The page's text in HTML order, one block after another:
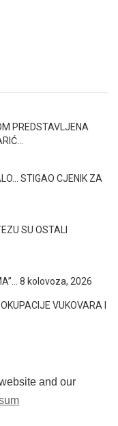
and our
PREDSTAVLJENA
STIGAO CJENIK ZA
SU OSTALI
8 kolovoza, 2026
VUKOVARA I